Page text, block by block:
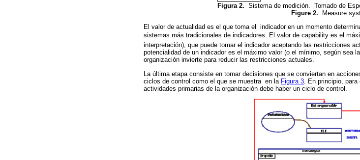
Figura 2. Sistema de medición. Tomado de
Figure 2.
Measure
El valor de actualidad es el que toma el indicador en un momento
sistemas más tradicionales de indicadores. El valor de capability es el
interpretación), que puede tomar el indicador aceptando las restricciones
potencialidad de un indicador es el máximo valor (o el mínimo, según sea
organización invierte para reducir las restricciones actuales.
La última etapa consiste en tomar decisiones que se conviertan en
ciclos de control como el que se muestra en la Figura 3 . En principio,
actividades primarias de la organización debe haber un ciclo de control.